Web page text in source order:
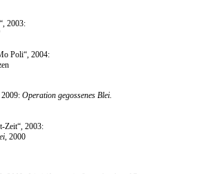
2003:
Poli“, 2004:
Operation gegossenes Blei.
Zeit“, 2003:
, 2000